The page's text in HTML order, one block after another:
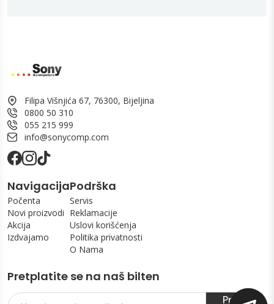
Filipa Višnjića 67, 76300, Bijeljina
0800 50 310
055 215 999
info@sonycomp.com
Navigacija
Počenta
Novi proizvodi
Akcija
Izdvajamo
Podrška
Servis
Reklamacije
Uslovi korišćenja
Politika privatnosti
O Nama
Pretplatite se na naš bilten
Prijavi